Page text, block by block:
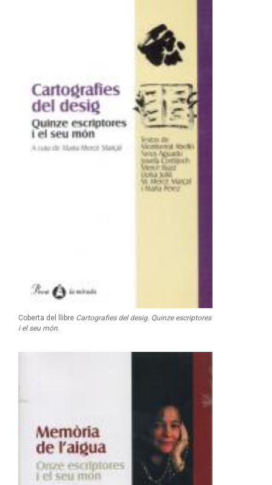
Coberta del llibre Cartografies del desig. Quinze escriptores
i el seu món